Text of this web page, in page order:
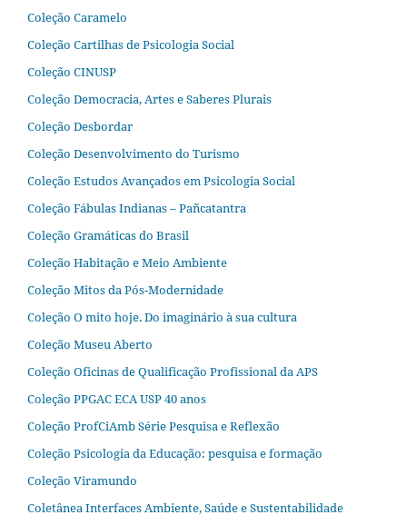
Coleção Caramelo
Coleção Cartilhas de Psicologia Social
Coleção CINUSP
Coleção Democracia, Artes e Saberes Plurais
Coleção Desbordar
Coleção Desenvolvimento do Turismo
Coleção Estudos Avançados em Psicologia Social
Coleção Fábulas Indianas – Pañcatantra
Coleção Gramáticas do Brasil
Coleção Habitação e Meio Ambiente
Coleção Mitos da Pós-Modernidade
Coleção O mito hoje. Do imaginário à sua cultura
Coleção Museu Aberto
Coleção Oficinas de Qualificação Profissional da APS
Coleção PPGAC ECA USP 40 anos
Coleção ProfCiAmb Série Pesquisa e Reflexão
Coleção Psicologia da Educação: pesquisa e formação
Coleção Viramundo
Coletânea Interfaces Ambiente, Saúde e Sustentabilidade